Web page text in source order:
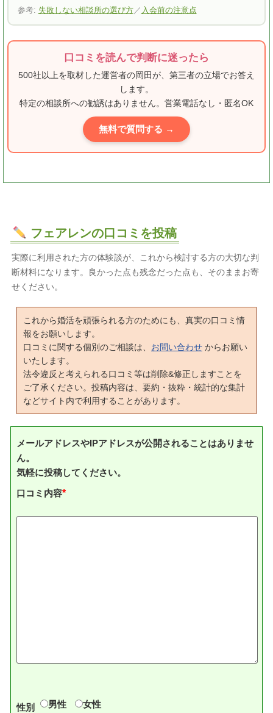
参考: 失敗しない相談所の選び方／ 入会前の注意点
口コミを読んで判断に迷ったら
500社以上を取材した運営者の岡田が、第三者の立場でお答え
します。
特定の相談所への勧誘はありません。営業電話なし・匿名OK
無料で質問する →
フェアレンの口コミを投稿
実際に利用された方の体験談が、これから検討する方の大切な判
断材料になります。良かった点も残念だった点も、そのままお寄
せください。
これから婚活を頑張られる方のためにも、真実の口コミ情
報をお願いします。
口コミに関する個別のご相談は、 お問い合わせ からお願い
いたします。
法令違反と考えられる口コミ等は削除&修正しますことを
ご了承ください。投稿内容は、要約・抜粋・統計的な集計
などサイト内で利用することがあります。
メールアドレスやIPアドレスが公開されることはありませ
ん。
気軽に投稿してください。
口コミ内容*
性別 男性 女性